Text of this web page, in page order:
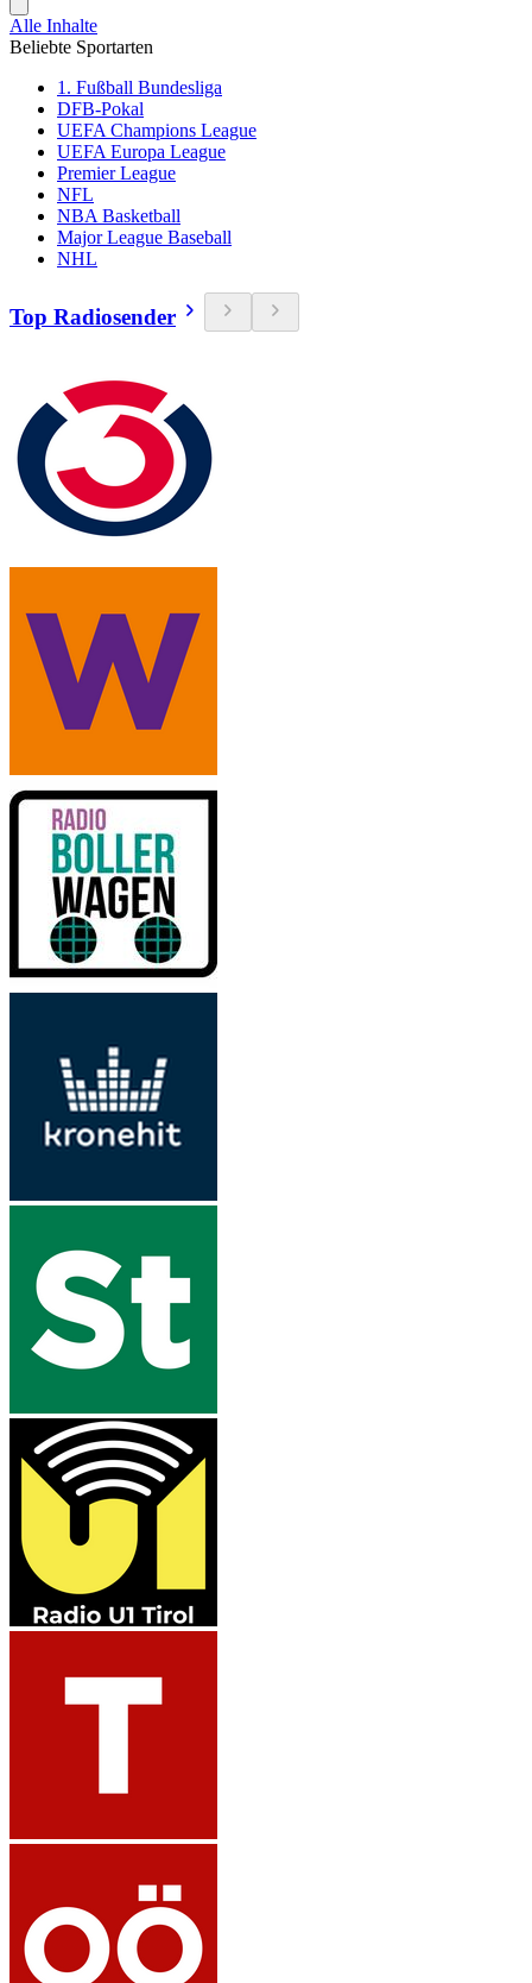
Alle Inhalte
Beliebte Sportarten
1. Fußball Bundesliga
DFB-Pokal
UEFA Champions League
UEFA Europa League
Premier League
NFL
NBA Basketball
Major League Baseball
NHL
Top Radiosender